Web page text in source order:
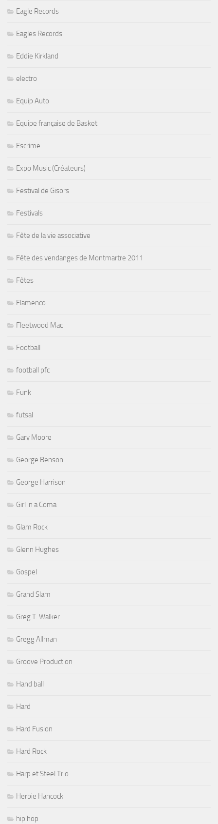
Eagle Records
Eagles Records
Eddie Kirkland
electro
Equip Auto
Equipe française de Basket
Escrime
Expo Music (Créateurs)
Festival de Gisors
Festivals
Fête de la vie associative
Fête des vendanges de Montmartre 2011
Fêtes
Flamenco
Fleetwood Mac
Football
football pfc
Funk
futsal
Gary Moore
George Benson
George Harrison
Girl in a Coma
Glam Rock
Glenn Hughes
Gospel
Grand Slam
Greg T. Walker
Gregg Allman
Groove Production
Hand ball
Hard
Hard Fusion
Hard Rock
Harp et Steel Trio
Herbie Hancock
hip hop